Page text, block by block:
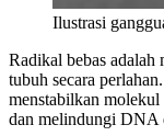
Ilustrasi
Radikal bebas adalah
tubuh secara
menstabilkan
dan melindungi DNA